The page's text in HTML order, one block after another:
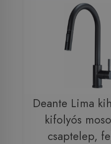
Deante Lima
kifolyós
csaptelep,